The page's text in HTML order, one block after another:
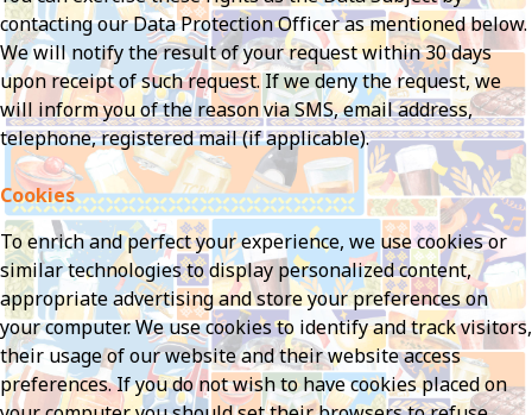
contacting our Data Protection Officer as mentioned below.
We will notify the result of your request within 30 days
upon receipt of such request. If we deny the request, we
will inform you of the reason via SMS, email address,
telephone, registered mail (if applicable).
Cookies
To enrich and perfect your experience, we use cookies or
similar technologies to display personalized content,
appropriate advertising and store your preferences on
your computer. We use cookies to identify and track visitors,
their usage of our website and their website access
preferences. If you do not wish to have cookies placed on